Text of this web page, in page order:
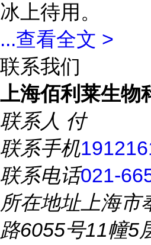
冰上待用。
...查看全文 >
联系我们
上海佰利莱生物
联系人 付
联系手机
联系电话021-
所在地址上海市
路6055号11幢5